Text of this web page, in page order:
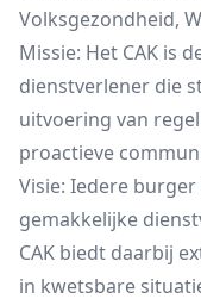
Volksgezondheid,
Missie: Het CAK is
dienstverlener die
uitvoering van
proactieve
Visie: Iedere
gemakkelijke
CAK biedt daarbij
in kwetsbare